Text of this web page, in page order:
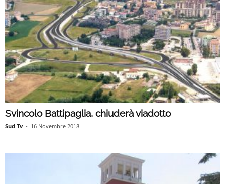
Svincolo Battipaglia, chiuderà viadotto
Sud Tv - 16 Novembre 2018